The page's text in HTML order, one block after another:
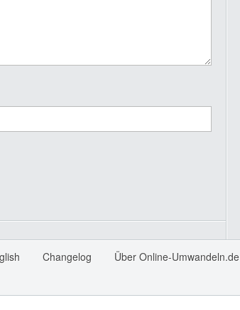
Changelog Über Online-Umwandeln.de